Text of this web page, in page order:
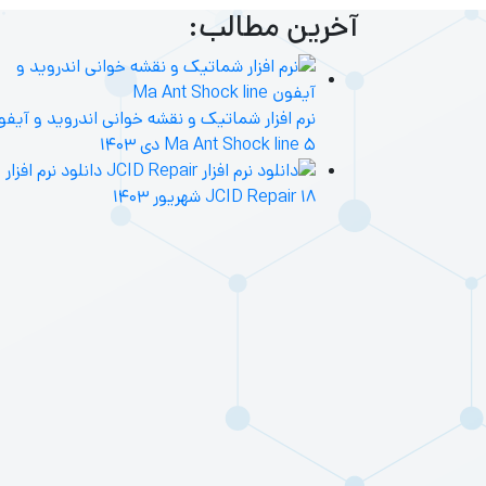
آخرین مطالب:
نرم افزار شماتیک و نقشه خوانی اندروید و
Ma Ant Shock line ۵ دی ۱۴۰۳
دانلود نرم افزار
JCID Repair ۱۸ شهریور ۱۴۰۳